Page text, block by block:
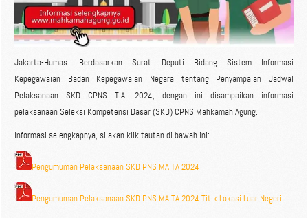
Jakarta-Humas: Berdasarkan Surat Deputi Bidang Sistem Informasi
Kepegawaian Badan Kepegawaian Negara tentang Penyampaian Jadwal
Pelaksanaan SKD CPNS T.A. 2024, dengan ini disampaikan informasi
pelaksanaan Seleksi Kompetensi Dasar (SKD) CPNS Mahkamah Agung.
Informasi selengkapnya, silakan klik tautan di bawah ini:
Pengumuman Pelaksanaan SKD PNS MA TA 2024
Pengumuman Pelaksanaan SKD PNS MA TA 2024 Titik Lokasi Luar Negeri